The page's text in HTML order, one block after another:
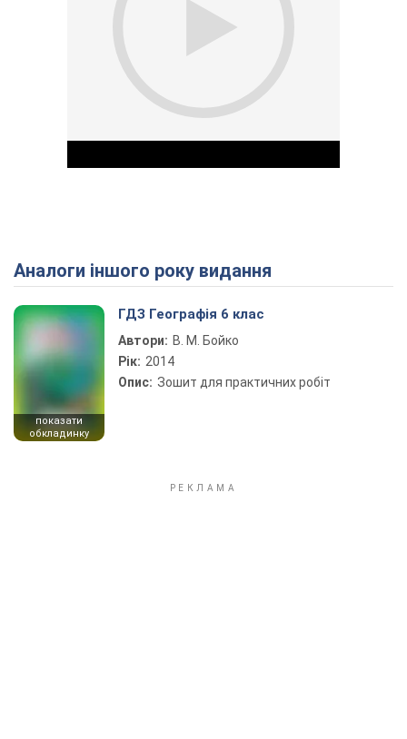
Play Video
Аналоги іншого року видання
показати
обкладинку
ГДЗ Географія 6 клас
Автори: В. М. Бойко
Рік: 2014
Опис: Зошит для практичних робіт